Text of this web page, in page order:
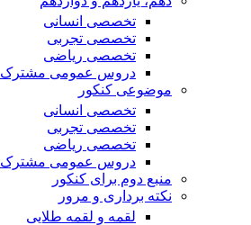
تخصصی انسانی
تخصصی تجربی
تخصصی ریاضی
دروس عمومی مشترک
موضوعی کنکور
تخصصی انسانی
تخصصی تجربی
تخصصی ریاضی
دروس عمومی مشترک
منبع دوم برای کنکور
نکته برداری و مرور
لقمه و لقمه طلایی